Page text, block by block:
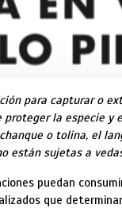
para capturar o
la especie y
o tolina, el
están sujetas a
puedan
que